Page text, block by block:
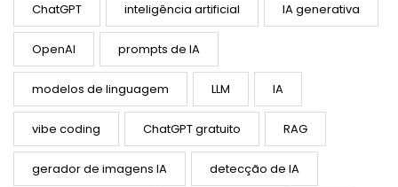
ChatGPT inteligência artificial IA generativa
OpenAI prompts de IA
modelos de linguagem LLM IA
vibe coding ChatGPT gratuito RAG
gerador de imagens IA detecção de IA